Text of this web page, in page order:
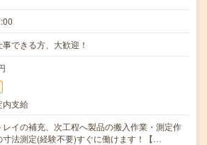
できる方、大歓迎！
内支給
イの補充、次工程へ製品の搬入作業・測定作
法測定(経験不要)すぐに働けます！【…